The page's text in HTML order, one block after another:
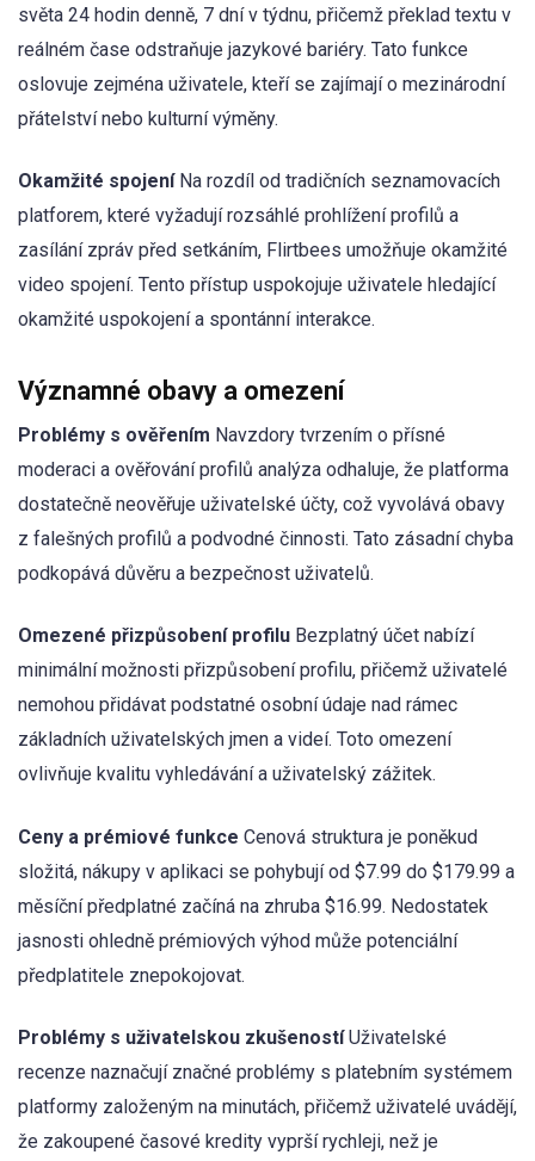
světa 24 hodin denně, 7 dní v týdnu, přičemž překlad textu v
reálném čase odstraňuje jazykové bariéry. Tato funkce
oslovuje zejména uživatele, kteří se zajímají o mezinárodní
přátelství nebo kulturní výměny.
Okamžité spojeníNa rozdíl od tradičních seznamovacích
platforem, které vyžadují rozsáhlé prohlížení profilů a
zasílání zpráv před setkáním, Flirtbees umožňuje okamžité
video spojení. Tento přístup uspokojuje uživatele hledající
okamžité uspokojení a spontánní interakce.
Významné obavy a omezení
Problémy s ověřením Navzdory tvrzením o přísné
moderaci a ověřování profilů analýza odhaluje, že platforma
dostatečně neověřuje uživatelské účty, což vyvolává obavy
z falešných profilů a podvodné činnosti. Tato zásadní chyba
podkopává důvěru a bezpečnost uživatelů.
Omezené přizpůsobení profilu Bezplatný účet nabízí
minimální možnosti přizpůsobení profilu, přičemž uživatelé
nemohou přidávat podstatné osobní údaje nad rámec
základních uživatelských jmen a videí. Toto omezení
ovlivňuje kvalitu vyhledávání a uživatelský zážitek.
Ceny a prémiové funkce Cenová struktura je poněkud
složitá, nákupy v aplikaci se pohybují od $7.99 do $179.99 a
měsíční předplatné začíná na zhruba $16.99. Nedostatek
jasnosti ohledně prémiových výhod může potenciální
předplatitele znepokojovat.
Problémy s uživatelskou zkušenostíUživatelské
recenze naznačují značné problémy s platebním systémem
platformy založeným na minutách, přičemž uživatelé uvádějí,
že zakoupené časové kredity vyprší rychleji, než je